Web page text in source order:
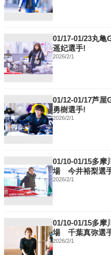
01/17-01/23丸
遥妃選手!
2026/2/1
01/12-01/17芦
勇樹選手!
2026/2/1
01/10-01/15多摩
場 今井裕梨選
2026/2/1
01/10-01/15多摩
場 千葉真弥選
2026/2/1